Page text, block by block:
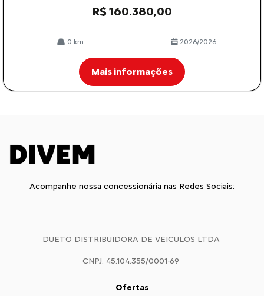
R$ 160.380,00
0 km 2026/2026
Mais informações
Acompanhe nossa concessionária nas Redes Sociais:
DUETO DISTRIBUIDORA DE VEICULOS LTDA
CNPJ: 45.104.355/0001-69
Ofertas